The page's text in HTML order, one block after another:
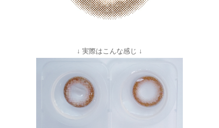
↓ 実際はこんな感じ ↓